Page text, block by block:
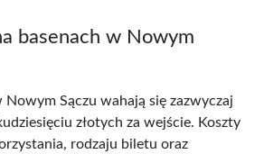
basenach w Nowym
Nowym Sączu wahają się zazwyczaj
złotych za wejście. Koszty
rodzaju biletu oraz